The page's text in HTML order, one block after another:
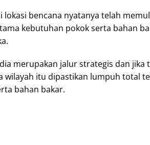
bencana nyatanya telah
kebutuhan pokok serta bahan
merupakan jalur strategis dan jika
wilayah itu dipastikan lumpuh total
bahan bakar.